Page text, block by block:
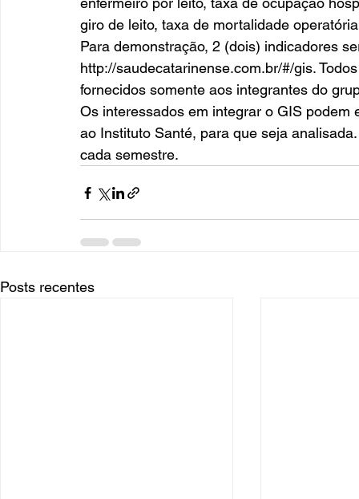
giro de leito, taxa de mortalidade
Para demonstração, 2 (dois) indicadores
http://saudecatarinense.com.br/#/gis.
fornecidos somente aos integrantes do
Os interessados em integrar o GIS
ao Instituto Santé, para que seja
cada semestre.
Posts recentes